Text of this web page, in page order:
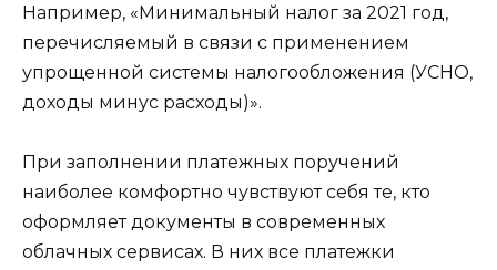
Например, «Минимальный налог за 2021 год,
перечисляемый в связи с применением
упрощенной системы налогообложения (УСНО,
доходы минус расходы)».
При заполнении платежных поручений
наиболее комфортно чувствуют себя те, кто
оформляет документы в современных
облачных сервисах. В них все платежки